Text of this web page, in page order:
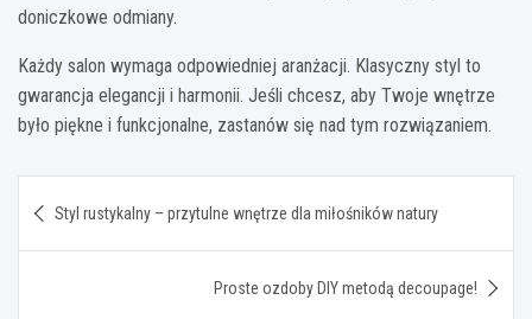
doniczkowe odmiany.
Każdy salon wymaga odpowiedniej aranżacji. Klasyczny styl to
gwarancja elegancji i harmonii. Jeśli chcesz, aby Twoje wnętrze
było piękne i funkcjonalne, zastanów się nad tym rozwiązaniem.
wpisu
Styl rustykalny – przytulne wnętrze dla miłośników natury
Proste ozdoby DIY metodą decoupage!